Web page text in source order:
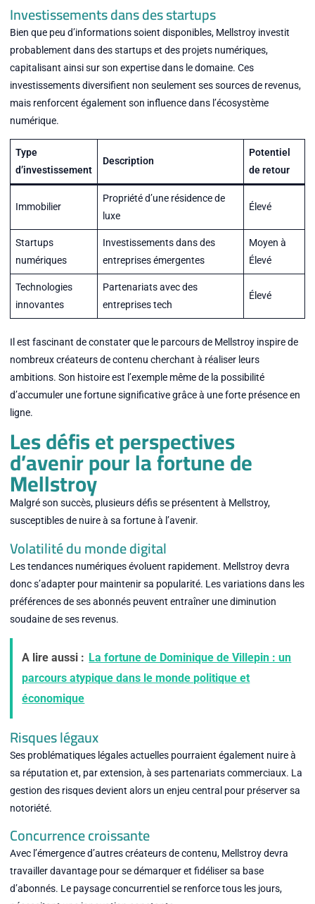
Investissements dans des startups
Bien que peu d’informations soient disponibles, Mellstroy investit
probablement dans des startups et des projets numériques,
capitalisant ainsi sur son expertise dans le domaine. Ces
investissements diversifient non seulement ses sources de revenus,
mais renforcent également son influence dans l’écosystème
numérique.
Type
d’investissement
Description
Potentiel
de retour
Immobilier
Propriété d’une résidence de
luxe
Élevé
Startups
numériques
Investissements dans des
entreprises émergentes
Moyen à
Élevé
Technologies
innovantes
Partenariats avec des
entreprises tech
Élevé
Il est fascinant de constater que le parcours de Mellstroy inspire de
nombreux créateurs de contenu cherchant à réaliser leurs
ambitions. Son histoire est l’exemple même de la possibilité
d’accumuler une fortune significative grâce à une forte présence en
ligne.
Les défis et perspectives
d’avenir pour la fortune de
Mellstroy
Malgré son succès, plusieurs défis se présentent à Mellstroy,
susceptibles de nuire à sa fortune à l’avenir.
Volatilité du monde digital
Les tendances numériques évoluent rapidement. Mellstroy devra
donc s’adapter pour maintenir sa popularité. Les variations dans les
préférences de ses abonnés peuvent entraîner une diminution
soudaine de ses revenus.
A lire aussi : La fortune de Dominique de Villepin : un
parcours atypique dans le monde politique et
économique
Risques légaux
Ses problématiques légales actuelles pourraient également nuire à
sa réputation et, par extension, à ses partenariats commerciaux. La
gestion des risques devient alors un enjeu central pour préserver sa
notoriété.
Concurrence croissante
Avec l’émergence d’autres créateurs de contenu, Mellstroy devra
travailler davantage pour se démarquer et fidéliser sa base
d’abonnés. Le paysage concurrentiel se renforce tous les jours,